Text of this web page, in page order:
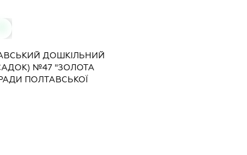
ДОШКІЛЬНИЙ
№47 "ЗОЛОТА
ПОЛТАВСЬКОЇ